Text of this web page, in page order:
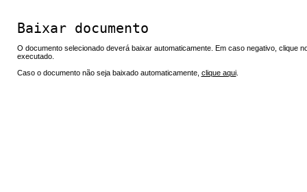
Baixar documento
O documento selecionado deverá baixar automaticamente. Em caso negativo, clique
executado.
Caso o documento não seja baixado automaticamente, clique aqui.